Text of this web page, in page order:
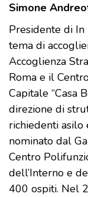
Simone
Presidente di
tema di
Accoglienza
Roma e il
Capitale “Casa
direzione di
richiedenti
nominato dal
Centro
dell’Interno e
400 ospiti. Nel